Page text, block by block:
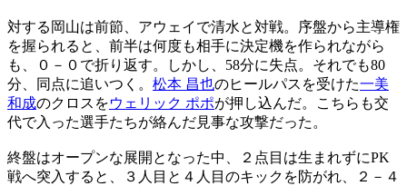
対する岡山は前節、アウェイで清水と対戦。序盤から主導権
を握られると、前半は何度も相手に決定機を作られながら
も、０－０で折り返す。しかし、58分に失点。それでも80
分、同点に追いつく。 松本 昌也のヒールパスを受けた一美
和成のクロスをウェリック ポポが押し込んだ。こちらも交
代で入った選手たちが絡んだ見事な攻撃だった。
終盤はオープンな展開となった中、２点目は生まれずにPK
戦へ突入すると、３人目と４人目のキックを防がれ、２－４